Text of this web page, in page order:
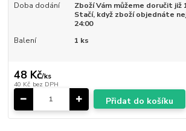
Doba dodání
Zboží Vám můžeme doručit již
Stačí, když zboží objednáte
24:00
Balení
1 ks
48 Kč/ks
40 Kč bez DPH
Přidat do košíku